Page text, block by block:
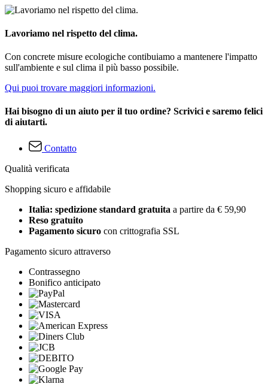
Lavoriamo nel rispetto del clima.
Con concrete misure ecologiche contibuiamo a mantenere l'impatto
sull'ambiente e sul clima il più basso possibile.
Qui puoi trovare maggiori informazioni.
Hai bisogno di un aiuto per il tuo ordine? Scrivici e saremo felici
di aiutarti.
Contatto
Qualità verificata
Shopping sicuro e affidabile
Italia: spedizione standard gratuita a partire da € 59,90
Reso gratuito
Pagamento sicuro con crittografia SSL
Pagamento sicuro attraverso
Contrassegno
Bonifico anticipato